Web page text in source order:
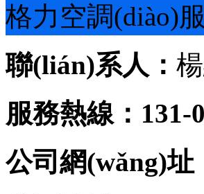
格力空調(diào)
聯(lián)系人：
服務熱線：131-
公司網(wǎng)址